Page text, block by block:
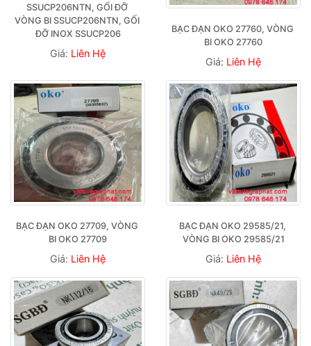
SSUCP206NTN, GỐI ĐỠ
VÒNG BI SSUCP206NTN, GỐI
ĐỠ INOX SSUCP206
Giá: Liên Hệ
BẠC ĐẠN OKO 27760, VÒNG
BI OKO 27760
Giá: Liên Hệ
BẠC ĐẠN OKO 27709, VÒNG
BI OKO 27709
Giá: Liên Hệ
BẠC ĐẠN OKO 29585/21,
VÒNG BI OKO 29585/21
Giá: Liên Hệ